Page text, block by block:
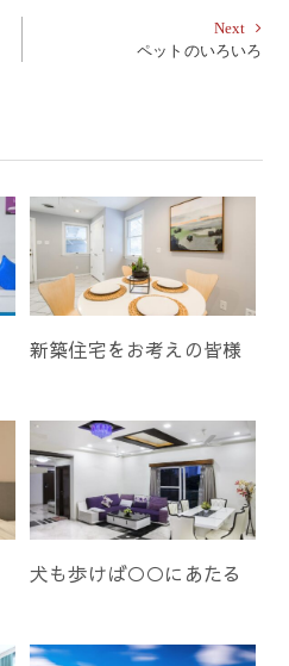
Next
ペットのいろいろ
新築住宅をお考えの皆様
犬も歩けば○○にあたる